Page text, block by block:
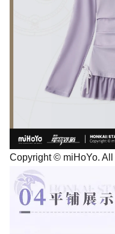
Copyright © miHoYo.